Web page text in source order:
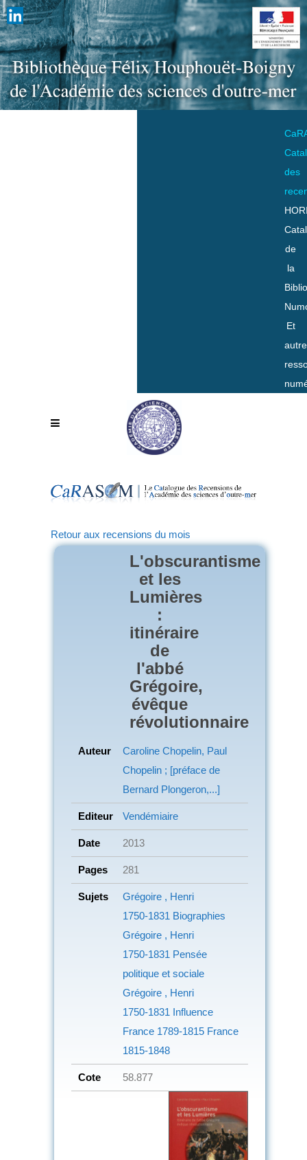
des
de
la
Et
Retour aux recensions du mois
L'obscurantisme
et les
Lumières
:
itinéraire
de
l'abbé
Grégoire,
évêque
révolutionnaire
Auteur
Caroline Chopelin, Paul
Chopelin ; [préface de
Bernard Plongeron,...]
Editeur Vendémiaire
Date 2013
Pages 281
Sujets
Grégoire , Henri
1750-1831 Biographies
Grégoire , Henri
1750-1831 Pensée
politique et sociale
Grégoire , Henri
1750-1831 Influence
France 1789-1815 France
1815-1848
Cote 58.877